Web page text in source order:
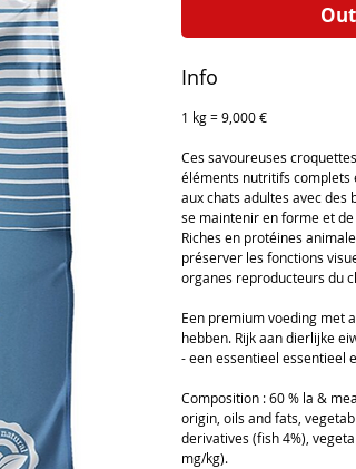
Info
1 kg = 9,000 €
Ces savoureuses
éléments nutritifs
aux chats adultes avec des
se maintenir en forme et de
Riches en protéines
préserver les fonctions
organes reproducteurs du
Een premium voeding met
hebben. Rijk aan dierlijke
- een essentieel essentieel
Composition : 60 % la &
origin, oils and fats,
derivatives (fish 4%),
mg/kg).